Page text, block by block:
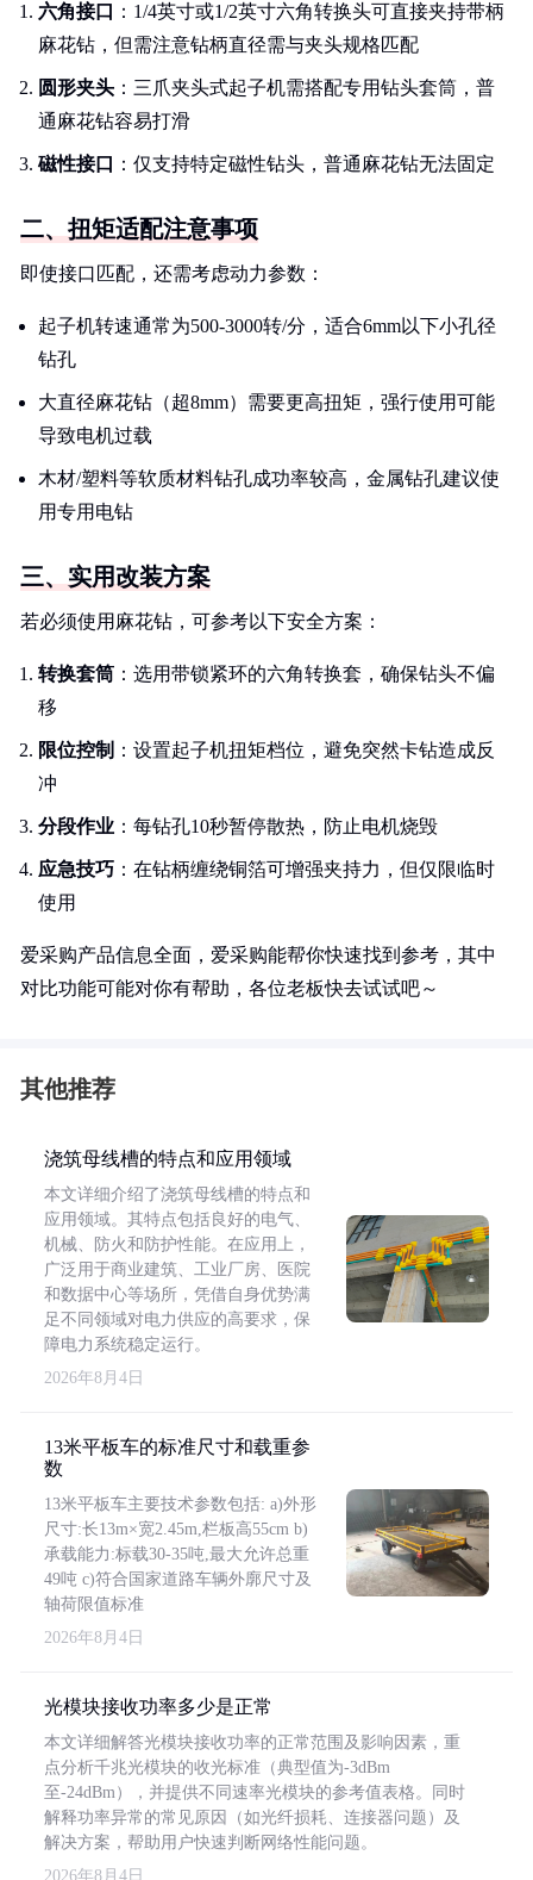
六角接口
：1/4英寸或1/2英寸六角转换头可直接夹持带柄
麻花钻，但需注意钻柄直径需与夹头规格匹配
圆形夹头 ：三爪夹头式起子机需搭配专用钻头套筒，普
通麻花钻容易打滑
磁性接口 ：仅支持特定磁性钻头，普通麻花钻无法固定
二、扭矩适配注意事项
即使接口匹配，还需考虑动力参数：
起子机转速通常为500-3000转/分，适合6mm以下小孔径
钻孔
大直径麻花钻（超8mm）需要更高扭矩，强行使用可能
导致电机过载
木材/塑料等软质材料钻孔成功率较高，金属钻孔建议使
用专用电钻
三、实用改装方案
若必须使用麻花钻，可参考以下安全方案：
转换套筒 ：选用带锁紧环的六角转换套，确保钻头不偏
移
限位控制 ：设置起子机扭矩档位，避免突然卡钻造成反
冲
分段作业 ：每钻孔10秒暂停散热，防止电机烧毁
应急技巧 ：在钻柄缠绕铜箔可增强夹持力，但仅限临时
使用
爱采购产品信息全面，爱采购能帮你快速找到参考，其中
对比功能可能对你有帮助，各位老板快去试试吧～
其他推荐
浇筑母线槽的特点和应用领域
本文详细介绍了浇筑母线槽的特点和
应用领域。其特点包括良好的电气、
机械、防火和防护性能。在应用上，
广泛用于商业建筑、工业厂房、医院
和数据中心等场所，凭借自身优势满
足不同领域对电力供应的高要求，保
障电力系统稳定运行。
2026年8月4日
13米平板车的标准尺寸和载重参
数
13米平板车主要技术参数包括: a)外形
尺寸:长13m×宽2.45m,栏板高55cm b)
承载能力:标载30-35吨,最大允许总重
49吨 c)符合国家道路车辆外廓尺寸及
轴荷限值标准
2026年8月4日
光模块接收功率多少是正常
本文详细解答光模块接收功率的正常范围及影响因素，重
点分析千兆光模块的收光标准（典型值为-3dBm
至-24dBm），并提供不同速率光模块的参考值表格。同时
解释功率异常的常见原因（如光纤损耗、连接器问题）及
解决方案，帮助用户快速判断网络性能问题。
2026年8月4日